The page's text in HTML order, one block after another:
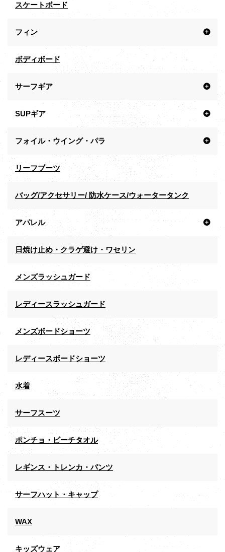
スケートボード
フィン
ボディボード
サーフギア
SUPギア
フォイル・ウイング・パラ
リーフブーツ
バッグ/アクセサリー/ 防水ケース/ウォータータンク
アパレル
日焼け止め・クラゲ避け・ワセリン
メンズラッシュガード
レディースラッシュガード
メンズボードショーツ
レディースボードショーツ
水着
サーフスーツ
ポンチョ・ビーチタオル
レギンス・トレンカ・パンツ
サーフハット・キャップ
WAX
キッズウェア